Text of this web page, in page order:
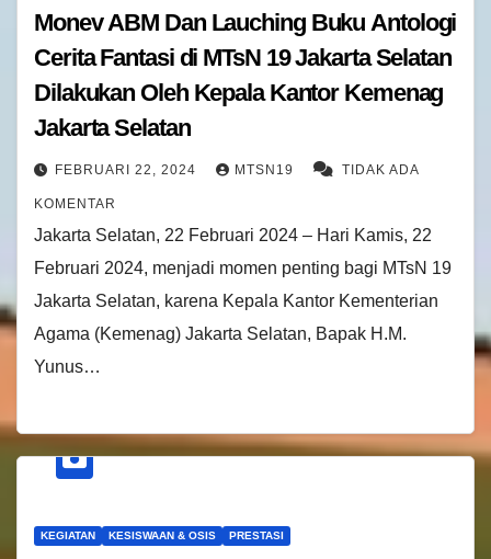
Monev ABM Dan Lauching Buku Antologi
Cerita Fantasi di MTsN 19 Jakarta Selatan
Dilakukan Oleh Kepala Kantor Kemenag
Jakarta Selatan
FEBRUARI 22, 2024 MTSN19 TIDAK ADA
KOMENTAR
Jakarta Selatan, 22 Februari 2024 – Hari Kamis, 22
Februari 2024, menjadi momen penting bagi MTsN 19
Jakarta Selatan, karena Kepala Kantor Kementerian
Agama (Kemenag) Jakarta Selatan, Bapak H.M.
Yunus…
KEGIATAN KESISWAAN & OSIS PRESTASI